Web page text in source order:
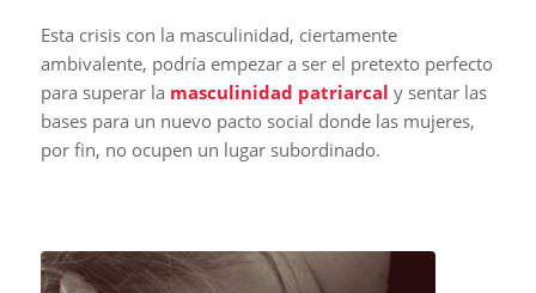
Esta crisis con la masculinidad, ciertamente
ambivalente, podría empezar a ser el pretexto perfecto
para superar la masculinidad patriarcal y sentar las
bases para un nuevo pacto social donde las mujeres,
por fin, no ocupen un lugar subordinado.